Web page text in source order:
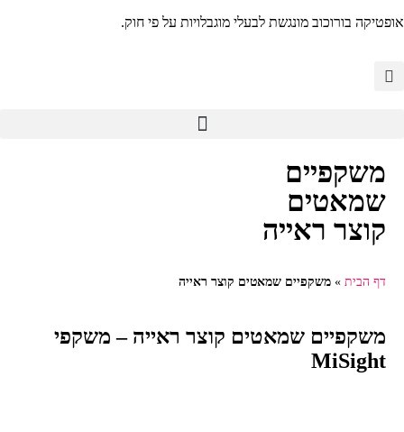
אופטיקה בורוכוב מונגשת לבעלי מוגבלויות על פי חוק.
משקפיים
שמאטים
קוצר ראייה
דף הבית » משקפיים שמאטים קוצר ראייה
משקפיים שמאטים קוצר ראייה – משקפי
MiSight